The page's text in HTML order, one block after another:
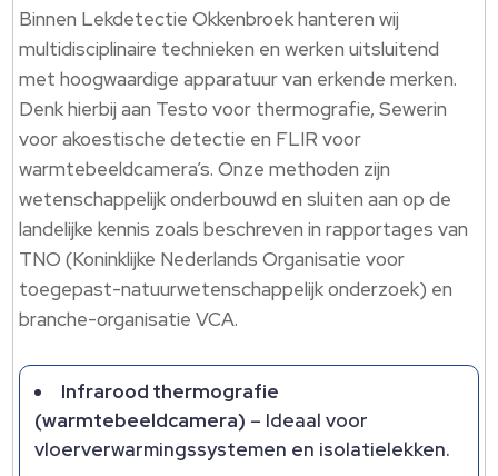
Binnen Lekdetectie Okkenbroek hanteren wij
multidisciplinaire technieken en werken uitsluitend
met hoogwaardige apparatuur van erkende merken.​
Denk hierbij aan Testo voor thermografie, Sewerin
voor akoestische detectie en FLIR voor
warmtebeeldcamera’s.​ Onze methoden zijn
wetenschappelijk onderbouwd en sluiten aan op de
landelijke kennis zoals beschreven in rapportages van
TNO (Koninklijke Nederlands Organisatie voor
toegepast-natuurwetenschappelijk onderzoek) en
branche-organisatie VCA.​
Infrarood thermografie
(warmtebeeldcamera) – Ideaal voor
vloerverwarmingssystemen en isolatielekken.​